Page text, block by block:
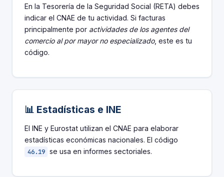
En la Tesorería de la Seguridad Social (RETA) debes
indicar el CNAE de tu actividad. Si facturas
principalmente por actividades de los agentes del
comercio al por mayor no especializado, este es tu
código.
📊 Estadísticas e INE
El INE y Eurostat utilizan el CNAE para elaborar
estadísticas económicas nacionales. El código
46.19 se usa en informes sectoriales.